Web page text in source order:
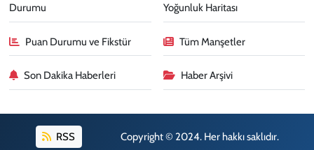
Durumu
Yoğunluk Haritası
Puan Durumu ve Fikstür Tüm Manşetler
Son Dakika Haberleri Haber Arşivi
RSS Copyright © 2024. Her hakkı saklıdır.